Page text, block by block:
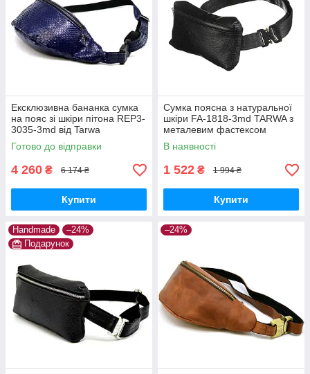
Ексклюзивна бананка сумка
на пояс зі шкіри пітона REP3-
3035-3md від Tarwa
Готово до відправки
4 260 ₴ 6 174 ₴
Купити
Сумка поясна з натуральної
шкіри FA-1818-3md TARWA з
металевим фастексом
В наявності
1 522 ₴ 1 994 ₴
Купити
Handmade
–24%
Подарунок
–24%